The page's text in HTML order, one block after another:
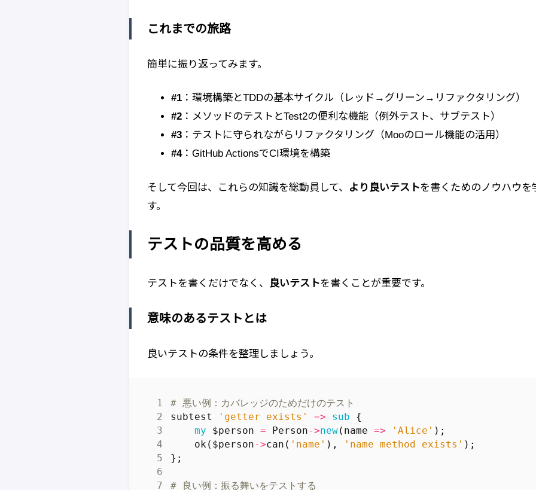
これまでの旅路
簡単に振り返ってみます。
#1：環境構築とTDDの基本サイクル（レッド→グリーン→リファクタリング）
#2：メソッドのテストとTest2の便利な機能（例外テスト、サブテスト）
#3：テストに守られながらリファクタリング（Mooのロール機能の活用）
#4：GitHub ActionsでCI環境を構築
そして今回は、これらの知識を総動員して、 より良いテストを書くためのノウハウを
す。
テストの品質を高める
テストを書くだけでなく、 良いテストを書くことが重要です。
意味のあるテストとは
良いテストの条件を整理しましょう。
# 悪い例：カバレッジのためだけのテスト
subtest
'getter exists' => sub
{
my
$person = Person->new( name => 'Alice' );
ok( $person->can ( 'name' ), 'name method exists' );
};
# 良い例：振る舞いをテストする